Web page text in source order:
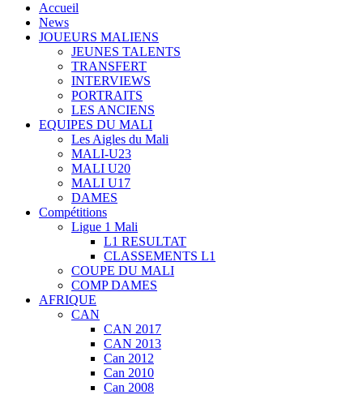
Accueil
News
JOUEURS MALIENS
JEUNES TALENTS
TRANSFERT
INTERVIEWS
PORTRAITS
LES ANCIENS
EQUIPES DU MALI
Les Aigles du Mali
MALI-U23
MALI U20
MALI U17
DAMES
Compétitions
Ligue 1 Mali
L1 RESULTAT
CLASSEMENTS L1
COUPE DU MALI
COMP DAMES
AFRIQUE
CAN
CAN 2017
CAN 2013
Can 2012
Can 2010
Can 2008